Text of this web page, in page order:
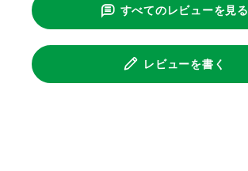
すべてのレビューを見る
レビューを書く